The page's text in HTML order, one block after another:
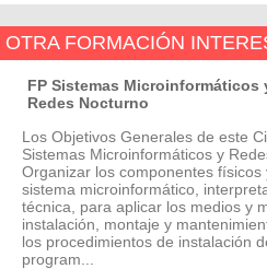
OTRA FORMACIÓN
FP Sistemas Microinformáticos
Redes Nocturno
Los Objetivos Generales de este
Sistemas Microinformáticos y
Organizar los componentes
sistema microinformático,
técnica, para aplicar los medios y
instalación, montaje y
los procedimientos de instalación
program...